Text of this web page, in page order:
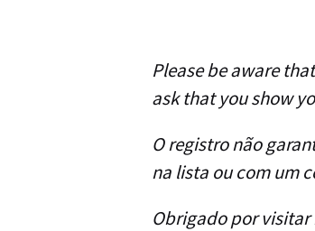
P lease be aware
ask that you show
O registro não
na lista ou com um
Obrigado por visitar